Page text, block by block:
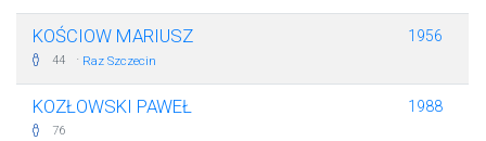
KOŚCIOW MARIUSZ
44 · Raz Szczecin
1956
KOZŁOWSKI PAWEŁ
76
1988